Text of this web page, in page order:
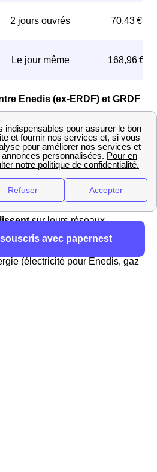
2 jours ouvrés 70,43 €
Le jour même 168,96 €
Enedis (ex-ERDF) et GRDF
de distribution d'électricité
est le gestionnaire de
deux entreprises assurent la
des réseaux d'énergie
unedistribution fiable et
sur leurs réseaux
(électricité pour Enedis, gaz
avec papernest